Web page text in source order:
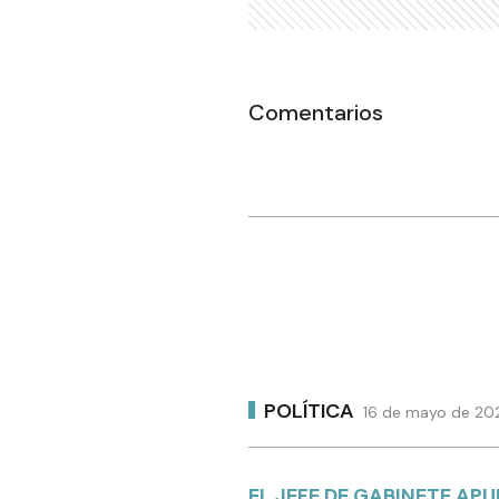
Comentarios
POLÍTICA 16 de mayo de